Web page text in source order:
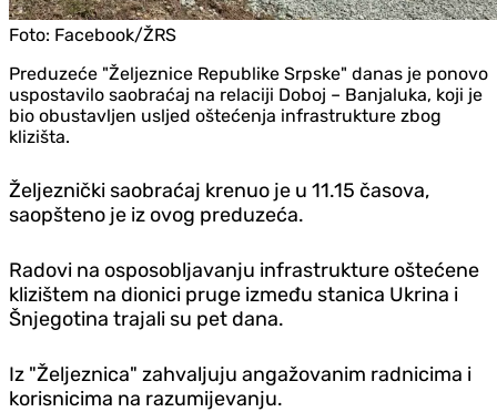
Foto: Facebook/ŽRS
Preduzeće "Željeznice Republike Srpske" danas je ponovo
uspostavilo saobraćaj na relaciji Doboj – Banjaluka, koji je
bio obustavljen usljed oštećenja infrastrukture zbog
klizišta.
Željeznički saobraćaj krenuo je u 11.15 časova,
saopšteno je iz ovog preduzeća.
Radovi na osposobljavanju infrastrukture oštećene
klizištem na dionici pruge između stanica Ukrina i
Šnjegotina trajali su pet dana.
Iz "Željeznica" zahvaljuju angažovanim radnicima i
korisnicima na razumijevanju.